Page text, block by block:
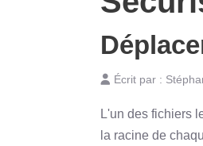
Écrit par :
L'un des fichiers
la racine de